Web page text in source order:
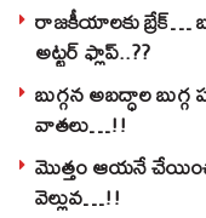
రాజకీయాలకు బ్రేక్…
అట్టర్ ఫ్లాప్..??
బుగ్గన అబద్ధాల
వాతలు…!!
మొత్తం ఆయనే
వెల్లువ…!!